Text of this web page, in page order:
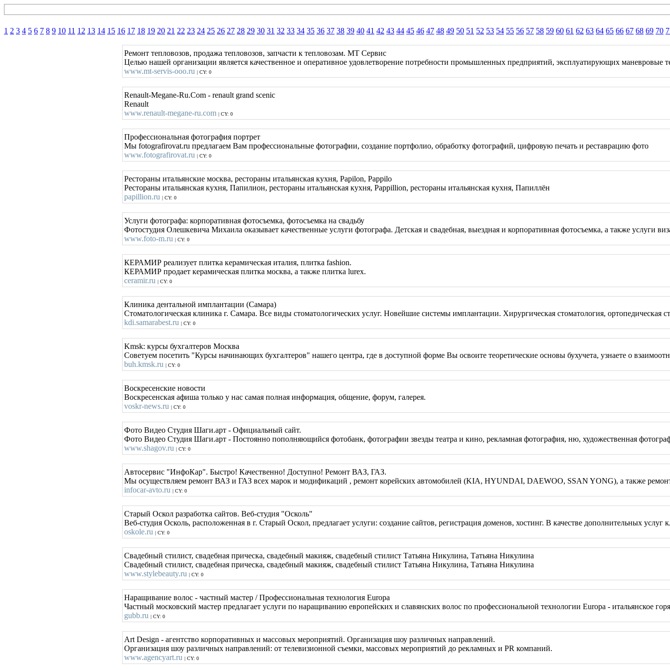
1 2 3 4 5 6 7 8 9 10 11 12 13 14 15 16 17 18 19 20 21 22 23 24 25 26 27 28 29 30 31 32 33 34 35 36 37 38 39 40 41 42 43 44 45 46 47 48 49 50 51 52 53 54 55 56 57 58 59 60 61 62 63 64 65 66 67 68 69 70
Ремонт тепловозов, продажа тепловозов, запчасти к тепловозам. МТ Сервис
Целью нашей организации является качественное и оперативное удовлетворение потребности промышленных предприятий, эксплуатирующих
www.mt-servis-ooo.ru | CY: 0
Renault-Megane-Ru.Com - renault grand scenic
Renault
www.renault-megane-ru.com | CY: 0
Профессиональная фотография портрет
Мы fotografirovat.ru предлагаем Вам профессиональные фотографии, создание портфолио, обработку фотографий, цифровую печать и реставрацию фото
www.fotografirovat.ru | CY: 0
Рестораны итальянские москва, рестораны итальянская кухня, Papilon, Pappilo
Рестораны итальянская кухня, Папилион, рестораны итальянская кухня, Pappillion, рестораны итальянская кухня, Папиллён
papillion.ru | CY: 0
Услуги фотографа: корпоративная фотосъемка, фотосъемка на свадьбу
Фотостудия Олешкевича Михаила оказывает качественные услуги фотографа. Детская и свадебная, выездная и корпоративная фотосъемка, а также услуги
www.foto-m.ru | CY: 0
КЕРАМИР реализует плитка керамическая италия, плитка fashion.
КЕРАМИР продает керамическая плитка москва, а также плитка lurex.
ceramir.ru | CY: 0
Клиника дентальной имплантации (Самара)
Cтоматологическая клиника г. Самара. Все виды стоматологических услуг. Новейшие системы имплантации. Хирургическая стоматология, ортопедическая
kdi.samarabest.ru | CY: 0
Kmsk: курсы бухгалтеров Москва
Советуем посетить "Курсы начинающих бухгалтеров" нашего центра, где в доступной форме Вы освоите теоретические основы бухучета, узнаете о
buh.kmsk.ru | CY: 0
Воскресенские новости
Воскресенская афиша только у нас самая полная информация, общение, форум, галерея.
voskr-news.ru | CY: 0
Фото Видео Студия Шаги.арт - Официальный сайт.
Фото Видео Студия Шаги.арт - Постоянно пополняющийся фотобанк, фотографии звезды театра и кино, рекламная фотография, ню, художественная
www.shagov.ru | CY: 0
Автосервис "ИнфоКар". Быстро! Качественно! Доступно! Ремонт ВАЗ, ГАЗ.
Мы осуществляем ремонт ВАЗ и ГАЗ всех марок и модификаций , ремонт корейских автомобилей (KIA, HYUNDAI, DAEWOO, SSAN YONG), а также
infocar-avto.ru | CY: 0
Старый Оскол разработка сайтов. Веб-студия "Осколь"
Веб-студия Осколь, расположенная в г. Старый Оскол, предлагает услуги: создание сайтов, регистрация доменов, хостинг. В качестве дополнительных
oskole.ru | CY: 0
Свадебный стилист, свадебная прическа, свадебный макияж, свадебный стилист Татьяна Никулина, Татьяна Никулина
Свадебный стилист, свадебная прическа, свадебный макияж, свадебный стилист Татьяна Никулина, Татьяна Никулина
www.stylebeauty.ru | CY: 0
Наращивание волос - частный мастер / Профессиональная технология Europa
Частный московский мастер предлагает услуги по наращиванию европейских и славянских волос по профессиональной технологии Europa - итальянское
gubb.ru | CY: 0
Art Design - агентство корпоративных и массовых мероприятий. Организация шоу различных направлений.
Организация шоу различных направлений: от телевизионной съемки, массовых мероприятий до рекламных и PR компаний.
www.agencyart.ru | CY: 0